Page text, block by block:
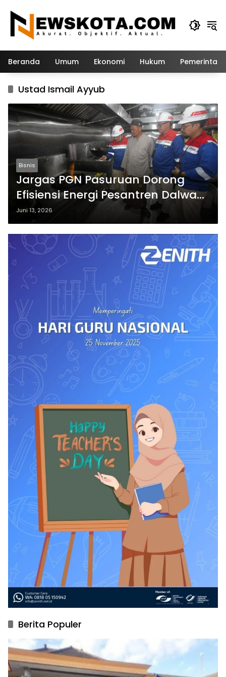
konten
Beranda Umum Ekonomi Hukum
Ustad Ismail Ayyub
Bisnis
Jargas PGN Pasuruan Dorong
Efisiensi Energi Pesantren Dalwa
dan Layani Ribuan Santri
Juni 13, 2026
Berita Populer